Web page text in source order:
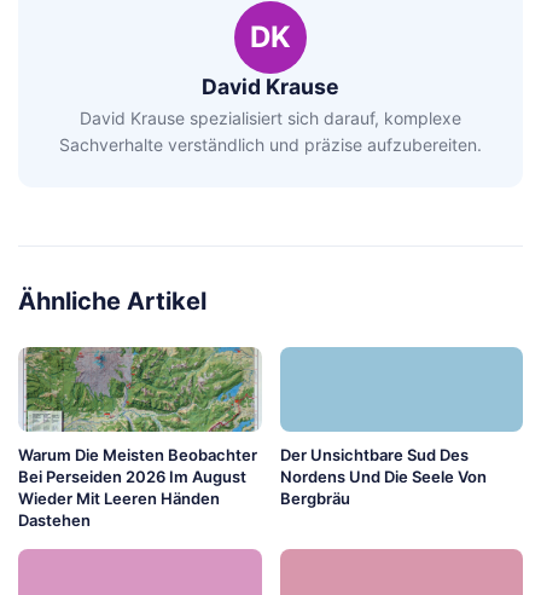
DK
David Krause
David Krause spezialisiert sich darauf, komplexe
Sachverhalte verständlich und präzise aufzubereiten.
Ähnliche Artikel
Warum Die Meisten Beobachter
Bei Perseiden 2026 Im August
Wieder Mit Leeren Händen
Dastehen
Der Unsichtbare Sud Des
Nordens Und Die Seele Von
Bergbräu